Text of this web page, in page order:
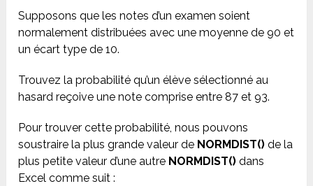
Supposons que les notes d’un examen soient
normalement distribuées avec une moyenne de 90 et
un écart type de 10.
Trouvez la probabilité qu’un élève sélectionné au
hasard reçoive une note comprise entre 87 et 93.
Pour trouver cette probabilité, nous pouvons
soustraire la plus grande valeur de NORMDIST() de la
plus petite valeur d’une autre NORMDIST() dans
Excel comme suit :